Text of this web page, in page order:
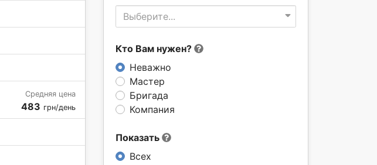
Выберите...
Кто Вам нужен?
Неважно
Мастер
Бригада
Компания
Показать
Всех
Средняя цена
483 грн/день